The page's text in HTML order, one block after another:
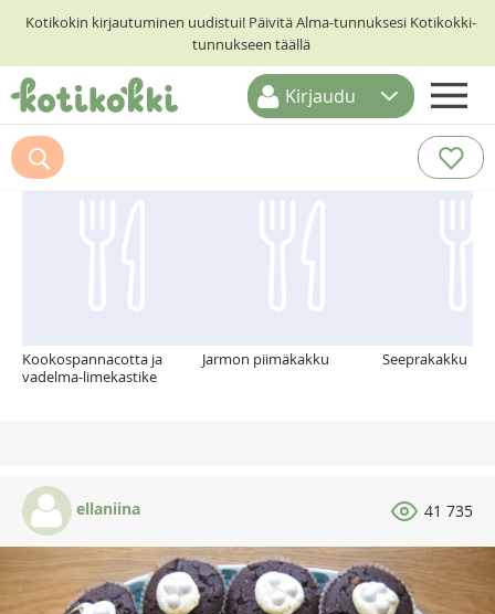
Kotikokin kirjautuminen uudistui! Päivitä Alma-tunnuksesi Kotikokki-
tunnukseen täällä
ETUSIVU
RESEPTIHAKU
Kirjaudu
Suosittelemme myös
Kookospannacotta ja
vadelma-limekastike
Jarmon piimäkakku Seeprakakku
ellaniina 41 735